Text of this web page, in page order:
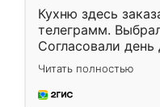
Кухню здесь
телеграмм.
Согласовали
недели кухня
довольны
мебель за
Читать полностью